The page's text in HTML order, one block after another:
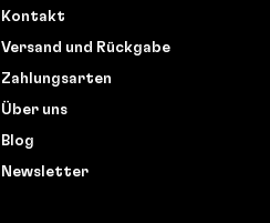
Kontakt
Versand und Rückgabe
Zahlungsarten
Über uns
Blog
Newsletter